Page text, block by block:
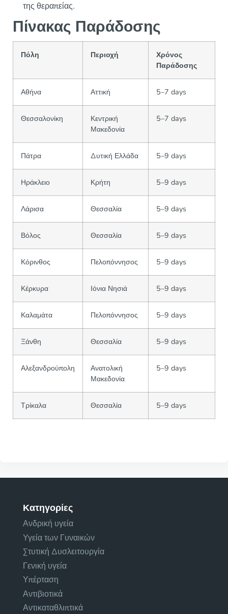
της θεραπείας.
Πίνακας Παράδοσης
Πόλη Περιοχή
Χρόνος
Παράδοσης
Αθήνα Αττική 5–7 days
Θεσσαλονίκη
Κεντρική
Μακεδονία
5–7 days
Πάτρα Δυτική Ελλάδα 5–9 days
Ηράκλειο Κρήτη 5–9 days
Λάρισα Θεσσαλία 5–9 days
Βόλος Θεσσαλία 5–9 days
Κόρινθος Πελοπόννησος 5–9 days
Κέρκυρα Ιόνια Νησιά 5–9 days
Καλαμάτα Πελοπόννησος 5–9 days
Ξάνθη Θεσσαλία 5–9 days
Αλεξανδρούπολη
Ανατολική
Μακεδονία
5–9 days
Τρίκαλα Θεσσαλία 5–9 days
Κατηγορίες
Ανδρική υγεία
Υγεία των Γυναικών
Στυτική Δυσλειτουργία
Γενική υγεία
Υπέρταση
Αντιβιοτικά
Αντικαταθλιπτικά